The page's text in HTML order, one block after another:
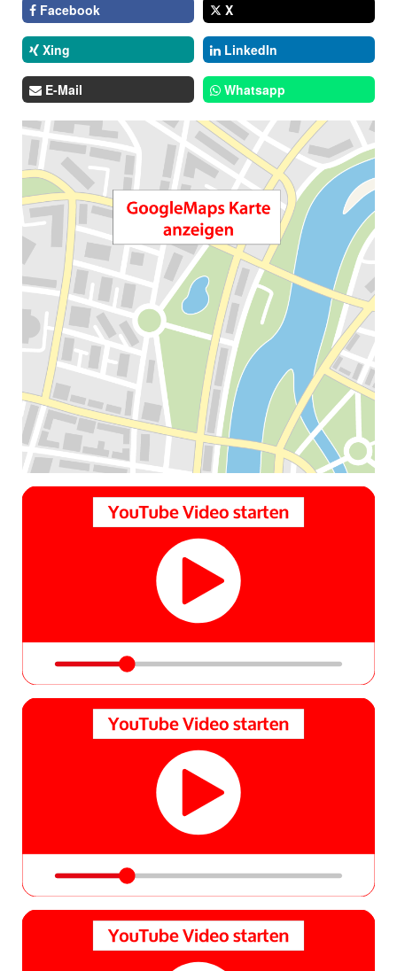
Facebook X
Xing LinkedIn
E-Mail Whatsapp